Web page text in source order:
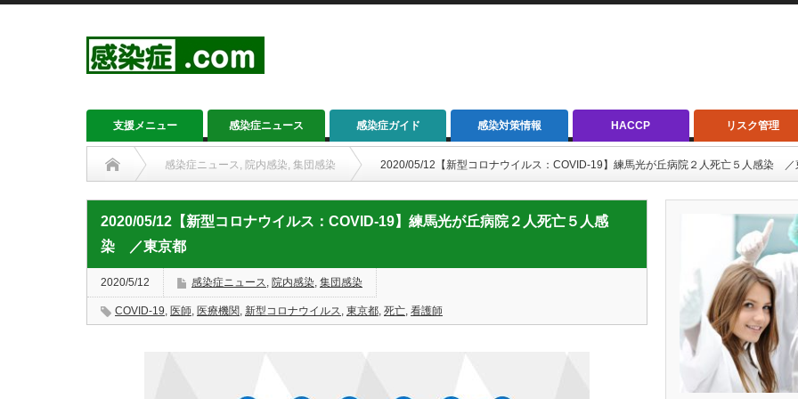
支援メニュー 感染症ニュース 感染症ガイド 感染対策情報 HACCP リスク管理
感染症ニュース, 院内感染, 集団感染 2020/05/12【新型コロナウイルス：COVID-19】練馬光が丘病院２人死亡５人感染 ／
2020/05/12【新型コロナウイルス：COVID-19】練馬光が丘病院２人死亡５人感
染 ／東京都
2020/5/12 感染症ニュース, 院内感染, 集団感染
COVID-19, 医師, 医療機関, 新型コロナウイルス, 東京都, 死亡, 看護師